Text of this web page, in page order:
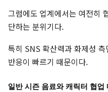
그럼에도 업계에서는 여전히
단하는 분위기다.
특히 SNS 확산력과 화제성
반응이 빠르기 때문이다.
일반 시즌 음료와 캐릭터 협업